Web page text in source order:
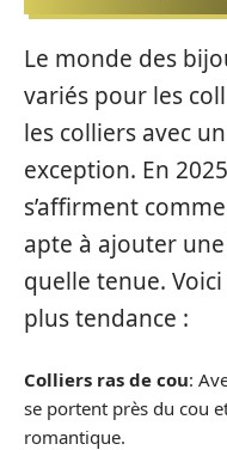
Le monde des
variés pour les
les colliers avec
exception. En
s’affirment
apte à ajouter
quelle tenue.
plus tendance :
Colliers ras de cou:
se portent près du cou
romantique.